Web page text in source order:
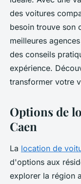
roxane•21 mars
des voitures
besoin trouve son
meilleures
des conseils
expérience.
transformer votre
Options de
Caen
La location de
d'options aux
explorer la région